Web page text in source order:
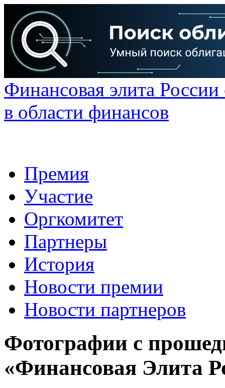
Финансовая элита
в области финансов
Премия
Участие
Оргкомитет
Партнеры
История
Новости премии
Новости партнеров
Фотографии с
«Финансовая Элита